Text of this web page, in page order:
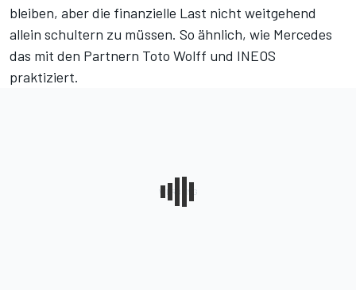
bleiben, aber die finanzielle Last nicht weitgehend
allein schultern zu müssen. So ähnlich, wie Mercedes
das mit den Partnern Toto Wolff und INEOS
praktiziert.